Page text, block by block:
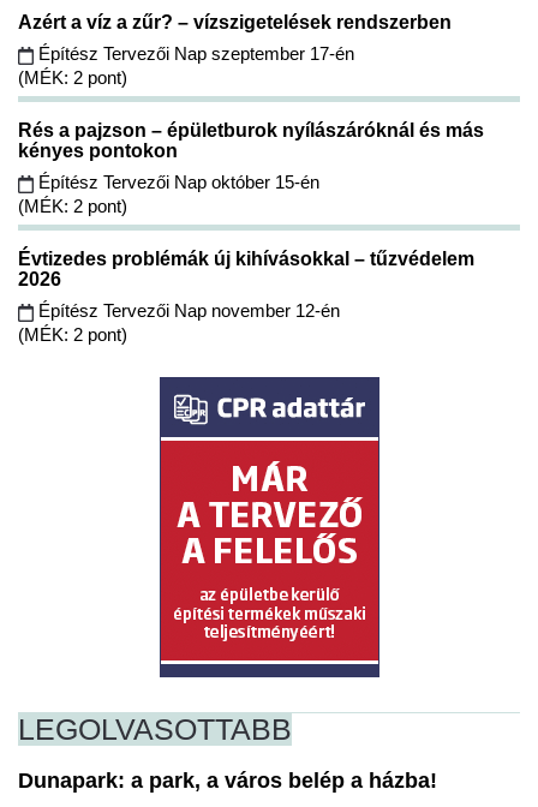
Azért a víz a zűr? – vízszigetelések rendszerben
Építész Tervezői Nap szeptember 17-én
(MÉK: 2 pont)
Rés a pajzson – épületburok nyílászáróknál és más
kényes pontokon
Építész Tervezői Nap október 15-én
(MÉK: 2 pont)
Évtizedes problémák új kihívásokkal – tűzvédelem
2026
Építész Tervezői Nap november 12-én
(MÉK: 2 pont)
LEGOLVASOTTABB
Dunapark: a park, a város belép a házba!